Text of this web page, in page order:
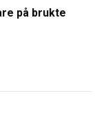
på brukte